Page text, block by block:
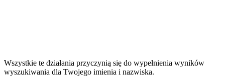
Wszystkie te działania przyczynią się do wypełnienia wyników
wyszukiwania dla Twojego imienia i nazwiska.